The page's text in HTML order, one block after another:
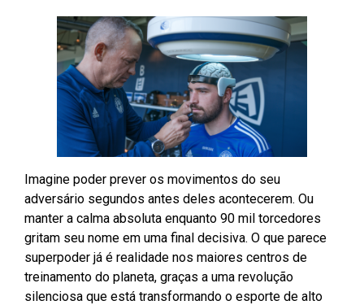
Imagine poder prever os movimentos do seu
adversário segundos antes deles acontecerem. Ou
manter a calma absoluta enquanto 90 mil torcedores
gritam seu nome em uma final decisiva. O que parece
superpoder já é realidade nos maiores centros de
treinamento do planeta, graças a uma revolução
silenciosa que está transformando o esporte de alto